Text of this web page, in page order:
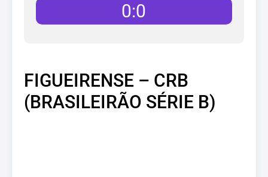
0:0
FIGUEIRENSE – CRB
(BRASILEIRÃO SÉRIE B)